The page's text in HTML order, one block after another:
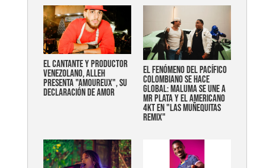
EL CANTANTE Y PRODUCTOR
VENEZOLANO, ALLEH
PRESENTA "AMOUREUX", SU
DECLARACIÓN DE AMOR
EL FENÓMENO DEL PACÍFICO
COLOMBIANO SE HACE
GLOBAL: MALUMA SE UNE A
MR PLATA Y EL AMERICANO
4KT EN "LAS MUÑEQUITAS
REMIX"